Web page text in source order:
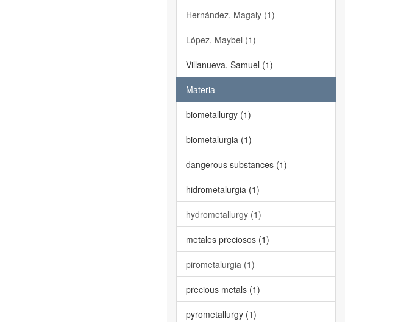
Hernández, Magaly (1)
López, Maybel (1)
Villanueva, Samuel (1)
Materia
biometallurgy (1)
biometalurgia (1)
dangerous substances (1)
hidrometalurgia (1)
hydrometallurgy (1)
metales preciosos (1)
pirometalurgia (1)
precious metals (1)
pyrometallurgy (1)